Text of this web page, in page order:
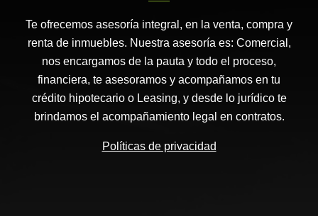
Te ofrecemos asesoría integral, en la venta, compra y
renta de inmuebles. Nuestra asesoría es: Comercial,
nos encargamos de la pauta y todo el proceso,
financiera, te asesoramos y acompañamos en tu
crédito hipotecario o Leasing, y desde lo jurídico te
brindamos el acompañamiento legal en contratos.
Políticas de privacidad